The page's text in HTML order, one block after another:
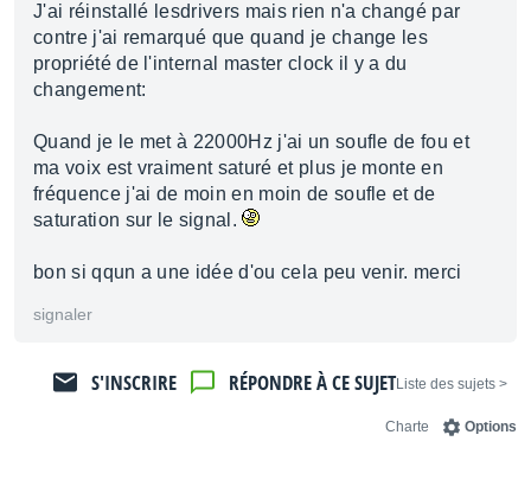
J'ai réinstallé lesdrivers mais rien n'a changé par
contre j'ai remarqué que quand je change les
propriété de l'internal master clock il y a du
changement:
Quand je le met à 22000Hz j'ai un soufle de fou et
ma voix est vraiment saturé et plus je monte en
fréquence j'ai de moin en moin de soufle et de
saturation sur le signal.
bon si qqun a une idée d'ou cela peu venir. merci
signaler
< Liste des sujets
RÉPONDRE À CE SUJET
S'INSCRIRE
Options
Charte